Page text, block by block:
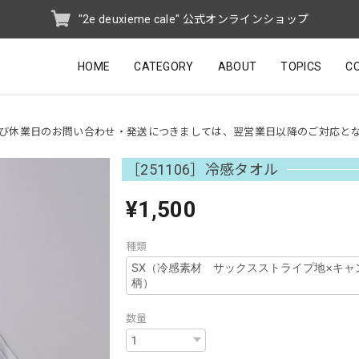
"2e deuxieme cale" 公式オンラインショップ
HOME CATEGORY ABOUT TOPICS
休業日のお問い合わせ・発送につきましては、翌営業日以降のご対応と
［251106］冷感タオル
¥1,500
種類
数量